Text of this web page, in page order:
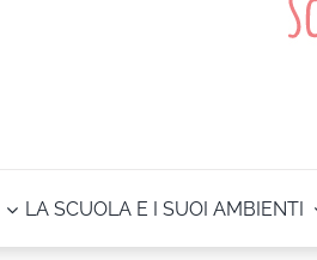
LA SCUOLA E I SUOI AMBIENTI